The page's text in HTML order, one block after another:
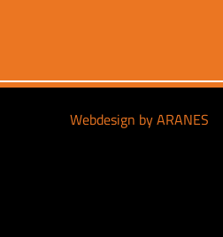
Webdesign by ARANES